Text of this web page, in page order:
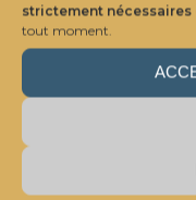
strictement nécessaires
tout moment.
En ce sens,
ambition
atteignable car il
quantité